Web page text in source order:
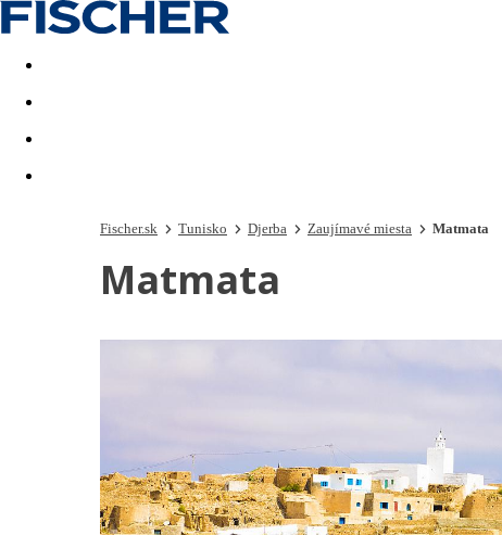
Last minute Dovolenkové kluby
Fischer.sk Tunisko Djerba Zaujímavé miesta Matmata
Matmata